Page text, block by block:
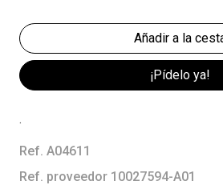
¡Pídelo ya!
.
Ref. A04611
Ref. proveedor 10027594-A01